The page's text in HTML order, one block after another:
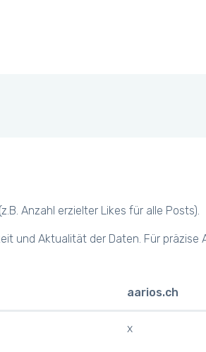
Anzahl erzielter Likes für alle Posts).
und Aktualität der Daten. Für präzise
aarios.ch
x